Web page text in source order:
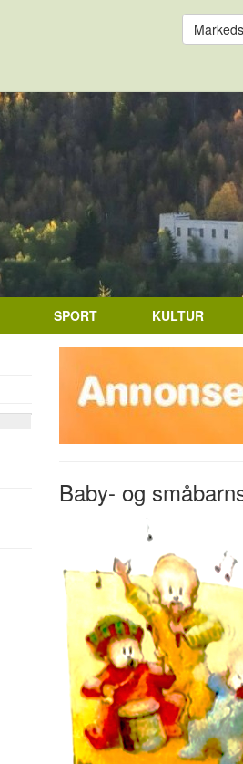
SPORT KULTUR
Baby- og